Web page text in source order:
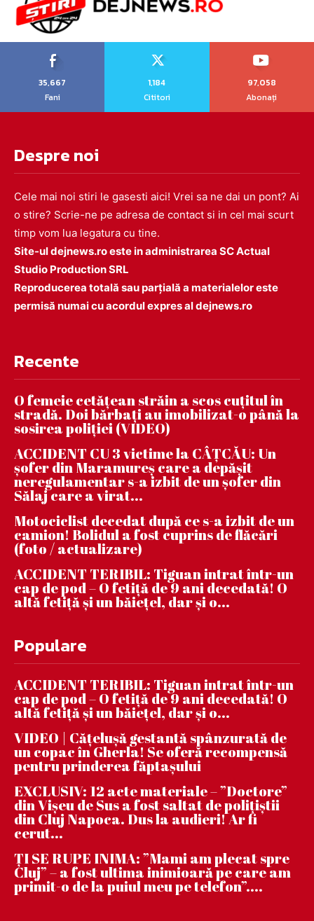
35,667
Fani
1,184
Cititori
97,058
Abonați
Despre noi
Cele mai noi stiri le gasesti aici! Vrei sa ne dai un pont? Ai
o stire? Scrie-ne pe adresa de contact si in cel mai scurt
timp vom lua legatura cu tine.
Site-ul dejnews.ro este in administrarea SC Actual
Studio Production SRL
Reproducerea totală sau parțială a materialelor este
permisă numai cu acordul expres al dejnews.ro
Recente
O femeie cetățean străin a scos cuțitul în
stradă. Doi bărbați au imobilizat-o până la
sosirea poliției (VIDEO)
ACCIDENT CU 3 victime la CÂȚCĂU: Un
șofer din Maramureș care a depășit
neregulamentar s-a izbit de un șofer din
Sălaj care a virat...
Motociclist decedat după ce s-a izbit de un
camion! Bolidul a fost cuprins de flăcări
(foto / actualizare)
ACCIDENT TERIBIL: Tiguan intrat într-un
cap de pod – O fetiță de 9 ani decedată! O
altă fetiță și un băiețel, dar și o...
Populare
ACCIDENT TERIBIL: Tiguan intrat într-un
cap de pod – O fetiță de 9 ani decedată! O
altă fetiță și un băiețel, dar și o...
VIDEO | Căţeluşă gestantă spânzurată de
un copac în Gherla! Se oferă recompensă
pentru prinderea făptaşului
EXCLUSIV: 12 acte materiale – ”Doctore”
din Vișeu de Sus a fost saltat de polițiștii
din Cluj Napoca. Dus la audieri! Ar fi
cerut...
ȚI SE RUPE INIMA: ”Mami am plecat spre
Cluj” – a fost ultima inimioară pe care am
primit-o de la puiul meu pe telefon”....